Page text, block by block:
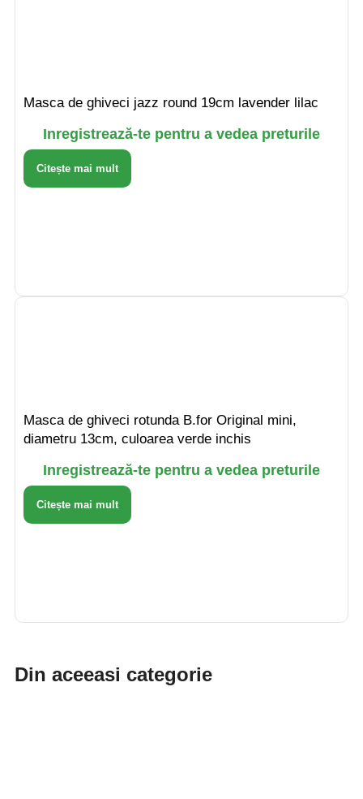
Masca de ghiveci jazz round 19cm lavender lilac
Inregistrează-te pentru a vedea preturile
Citește mai mult
Masca de ghiveci rotunda B.for Original mini,
diametru 13cm, culoarea verde inchis
Inregistrează-te pentru a vedea preturile
Citește mai mult
Din aceeasi categorie